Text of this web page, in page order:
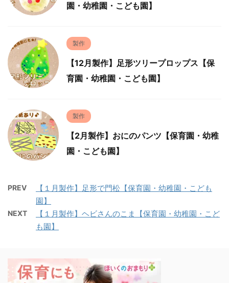
園・幼稚園・こども園】
製作
【12月製作】足形ツリープロップス【保
育園・幼稚園・こども園】
製作
【2月製作】おにのパンツ【保育園・幼稚
園・こども園】
PREV
【１月製作】足形で門松【保育園・幼稚園・こども
園】
NEXT
【１月製作】ヘビさんのこま【保育園・幼稚園・こど
も園】